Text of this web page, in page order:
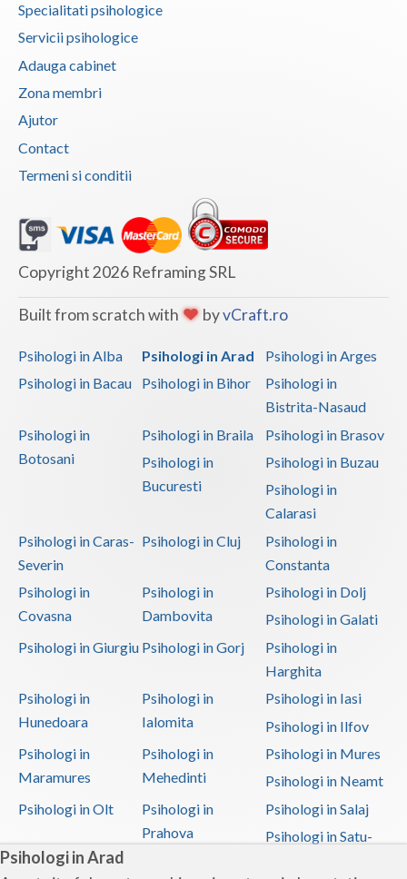
Psihologi in Arad
Tulcea
Vaslui
Vrancea
Specialitati psihologice
Servicii psihologice
Adauga cabinet
Zona membri
Ajutor
Contact
Termeni si conditii
Copyright 2026 Reframing SRL
Built from scratch with byvCraft.ro
Psihologi in Alba Psihologi in Arad
Psihologi in Arges
Psihologi in Bacau
Psihologi in Bihor
Psihologi in
Bistrita-Nasaud
Psihologi in
Botosani
Psihologi in Braila
Psihologi in Brasov
Psihologi in
Bucuresti
Psihologi in Buzau
Psihologi in
Calarasi
Psihologi in Caras-
Severin
Psihologi in Cluj
Psihologi in
Constanta
Psihologi in
Covasna
Psihologi in
Dambovita
Psihologi in Dolj
Psihologi in Galati
Psihologi in Giurgiu Psihologi in Gorj
Psihologi in
Harghita
Psihologi in
Hunedoara
Psihologi in
Ialomita
Psihologi in Iasi
Psihologi in Ilfov
Psihologi in
Maramures
Psihologi in
Mehedinti
Psihologi in Mures
Psihologi in Neamt
Psihologi in Olt
Psihologi in
Prahova
Psihologi in Salaj
Psihologi in Satu-